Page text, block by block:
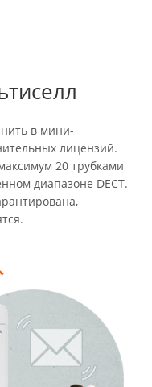
в мини-
лицензий.
20 трубками
диапазоне DECT.